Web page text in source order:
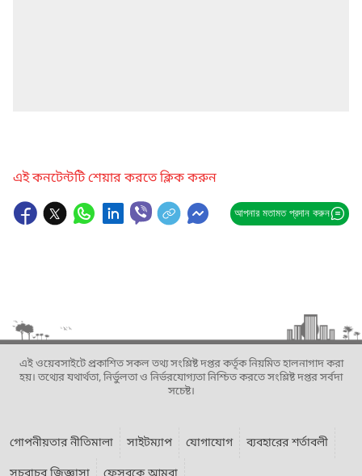
এই কনটেন্টটি শেয়ার করতে ক্লিক করুন
আপনার মতামত প্রদান করুন
এই ওয়েবসাইটে প্রকাশিত সকল তথ্য সংশ্লিষ্ট দপ্তর কর্তৃক নিয়মিত হালনাগাদ করা
হয়। তথ্যের যথার্থতা, নির্ভুলতা ও নির্ভরযোগ্যতা নিশ্চিত করতে সংশ্লিষ্ট দপ্তর সর্বদা
সচেষ্ট।
গোপনীয়তার নীতিমালা সাইটম্যাপ যোগাযোগ
ব্যবহারের শর্তাবলী